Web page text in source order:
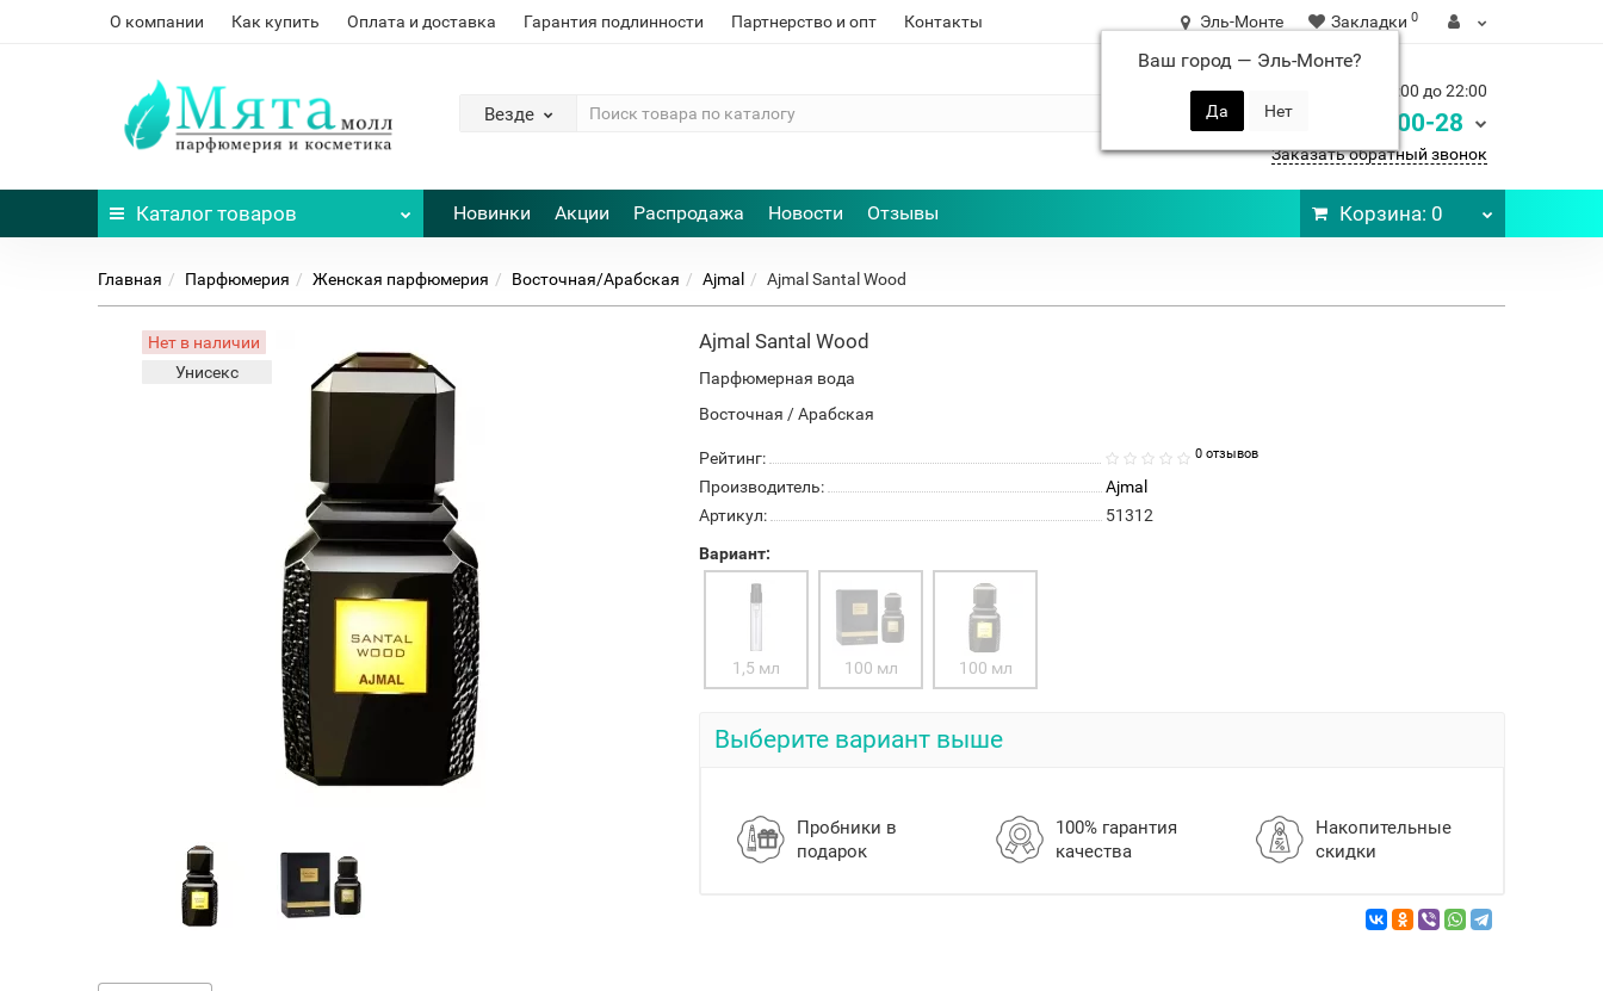
О компании Как купить Оплата и доставка Гарантия подлинности Партнерство и опт Контакты Эль-Монте
Ваш город — Эль-Монте?
Закладки 0
Везде
Ежедневно с 9:00 до 22:00
8 900 248-00-28
Заказать обратный звонок
Каталог товаров Новинки Акции Распродажа Новости Отзывы Корзина: 0
Главная Парфюмерия Женская парфюмерия Восточная/Арабская Ajmal Ajmal Santal Wood
Нет в наличии
Унисекс
Ajmal Santal Wood
Парфюмерная вода
Восточная / Арабская
Рейтинг: 0 отзывов
Производитель:
Ajmal
Артикул:
51312
Вариант:
1,5 мл 100 мл 100 мл
Выберите вариант выше
Пробники в
подарок
100% гарантия
качества
Накопительные
скидки